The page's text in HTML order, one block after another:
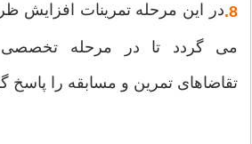
8. در این مرحله تمرینات افزایش
می گردد تا در مرحله تخصصی
تقاضاهای تمرین و مسابقه را پاسخ